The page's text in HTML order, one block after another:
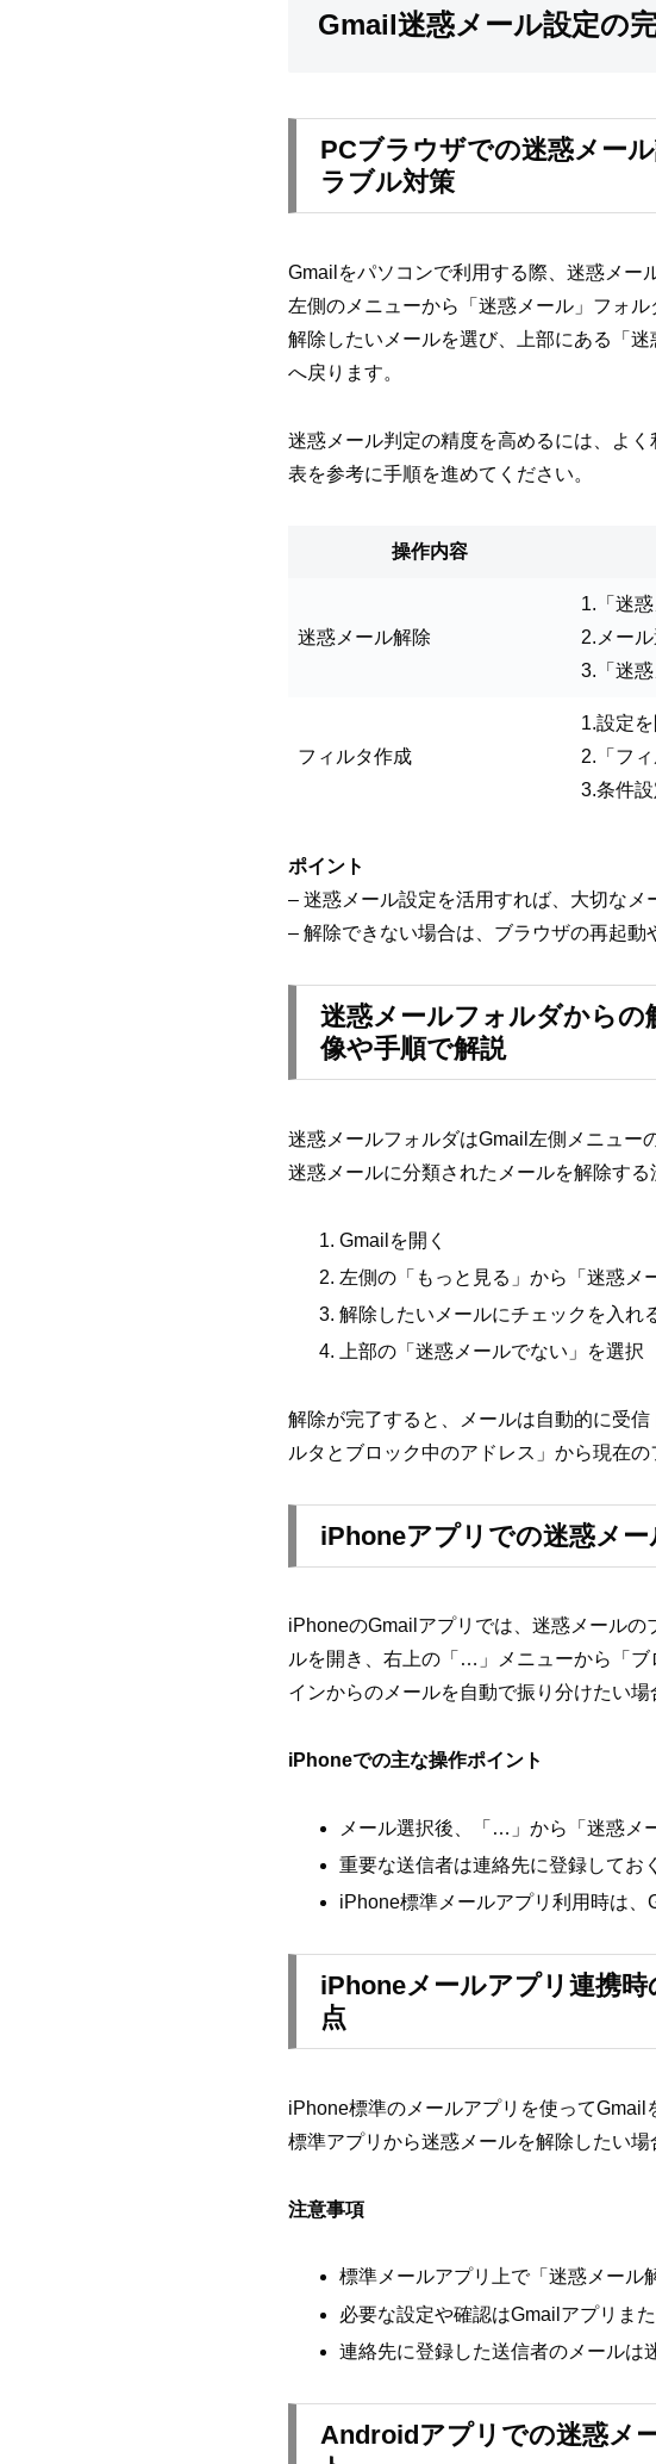
Gmail迷惑メール設定の
PCブラウザでの迷惑メー
ラブル対策
Gmailをパソコンで利用する際、迷惑メー
左側のメニューから「迷惑メール」フォ
解除したいメールを選び、上部にある「
へ戻ります。
迷惑メール判定の精度を高めるには、よ
表を参考に手順を進めてください。
操作内容
迷惑メール解除
1.「迷
2.メー
3.「迷
フィルタ作成
1.設定を
2.「フ
3.条件
ポイント
– 迷惑メール設定を活用すれば、大切なメ
– 解除できない場合は、ブラウザの再起動
迷惑メールフォルダからの
像や手順で解説
迷惑メールフォルダはGmail左側メニュー
迷惑メールに分類されたメールを解除する
Gmailを開く
左側の「もっと見る」から「迷惑メ
解除したいメールにチェックを入れ
上部の「迷惑メールでない」を選択
解除が完了すると、メールは自動的に受
ルタとブロック中のアドレス」から現在
iPhoneアプリでの迷惑メ
iPhoneのGmailアプリでは、迷惑メール
ルを開き、右上の「…」メニューから「ブ
インからのメールを自動で振り分けたい
iPhoneでの主な操作ポイント
メール選択後、「…」から「迷惑メ
重要な送信者は連絡先に登録してお
iPhone標準メールアプリ利用時は
iPhoneメールアプリ連携
点
iPhone標準のメールアプリを使ってGmail
標準アプリから迷惑メールを解除したい
注意事項
標準メールアプリ上で「迷惑メール
必要な設定や確認はGmailアプリま
連絡先に登録した送信者のメールは
Androidアプリでの迷惑メ